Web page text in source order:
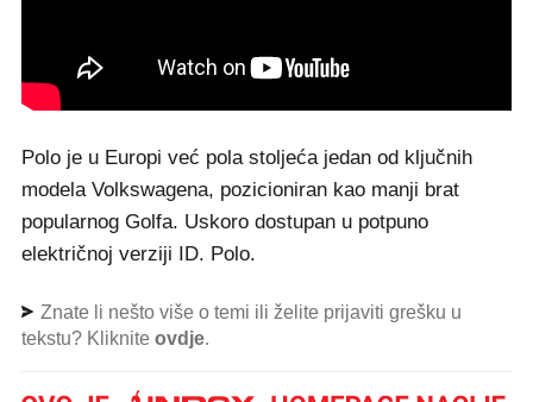
Polo je u Europi već pola stoljeća jedan od ključnih
modela Volkswagena, pozicioniran kao manji brat
popularnog Golfa. Uskoro dostupan u potpuno
električnoj verziji ID. Polo.
Znate li nešto više o temi ili želite prijaviti grešku u
tekstu? Kliknite ovdje.